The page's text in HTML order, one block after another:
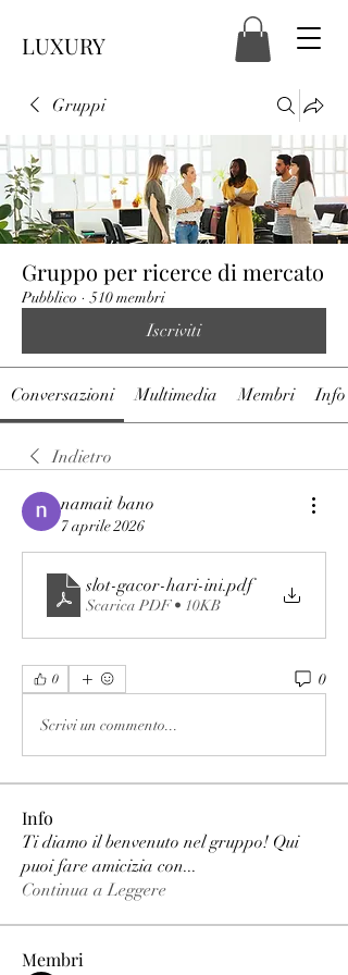
LUXURY
Gruppi
Gruppo per ricerce di mercato
Pubblico · 510 membri
Iscriviti
Conversazioni Multimedia Membri Info
Indietro
namait bano
7 aprile 2026
slot-gacor-hari-ini.pdf
Scarica PDF • 10KB
0 0
Scrivi un commento...
Info
Ti diamo il benvenuto nel gruppo! Qui
puoi fare amicizia con...
Continua a Leggere
Membri